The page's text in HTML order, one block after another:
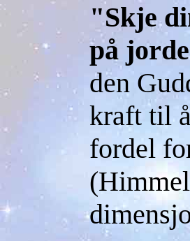
"Skje
på
den
kraft til
fordel